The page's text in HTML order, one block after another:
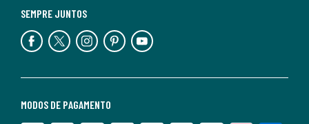
MODOS DE PAGAMENTO
SEMPRE JUNTOS